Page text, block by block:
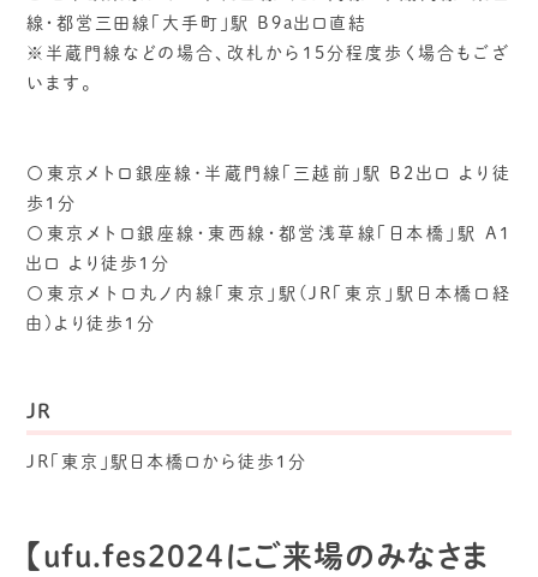
線・都営三田線「大手町」駅 B9a出口直結
※半蔵門線などの場合、改札から15分程度歩く場合もござ
います。
〇東京メトロ銀座線･半蔵門線「三越前」駅 B2出口 より徒
歩１分
〇東京メトロ銀座線・東西線・都営浅草線「日本橋」駅 A1
出口 より徒歩１分
〇東京メトロ丸ノ内線「東京」駅(JR「東京」駅日本橋口経
由)より徒歩１分
JR
JR「東京」駅日本橋口から徒歩1分
【ufu.fes2024にご来場のみなさま